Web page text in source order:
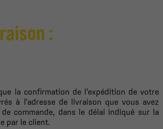
:
la confirmation de l’expédition de votre
à l'adresse de livraison que vous avez
commande, dans le délai indiqué sur la
par le client.